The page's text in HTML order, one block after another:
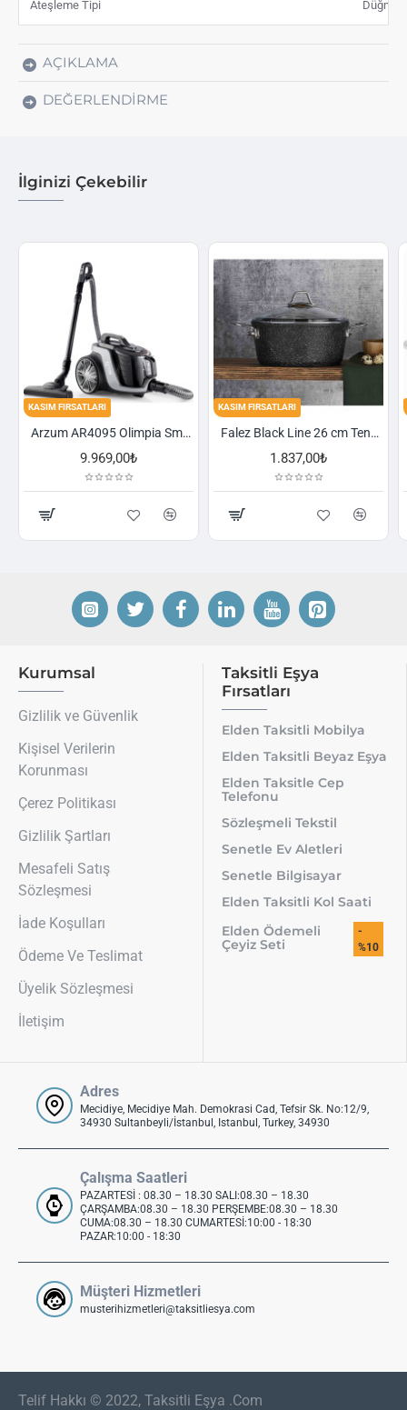
Ateşleme Tipi
AÇIKLAMA
DEĞERLENDIRME
İlginizi Çekebilir
FIRSATLARI
Arzum AR4095 Olimpia Smart Cyclone Filtreli Süpürge - Füme
9.969,00₺
KASIM FIRSATLARI
Falez Black Line 26 cm Tencere
1.837,00₺
KASIM
Kurumsal
Gizlilik ve Güvenlik
Kişisel Verilerin
Korunması
Çerez Politikası
Gizlilik Şartları
Mesafeli Satış
Sözleşmesi
İade Koşulları
Ödeme Ve Teslimat
Üyelik Sözleşmesi
İletişim
Taksitli Eşya
Fırsatları
Elden Taksitli Mobilya
Elden Taksitli Beyaz Eşya
Elden Taksitle Cep
Telefonu
Sözleşmeli Tekstil
Senetle Ev Aletleri
Senetle Bilgisayar
Elden Taksitli Kol Saati
Elden Ödemeli
Çeyiz Seti
-
%10
Adres
Mecidiye, Mecidiye Mah. Demokrasi Cad, Tefsir Sk. No:12/9,
34930 Sultanbeyli/İstanbul, Istanbul, Turkey, 34930
Çalışma Saatleri
PAZARTESİ : 08.30 – 18.30 SALI:08.30 – 18.30
ÇARŞAMBA:08.30 – 18.30 PERŞEMBE:08.30 – 18.30
CUMA:08.30 – 18.30 CUMARTESİ:10:00 - 18:30
PAZAR:10:00 - 18:30
Müşteri Hizmetleri
musterihizmetleri@taksitliesya.com
Telif Hakkı © 2022, Taksitli Eşya .Com